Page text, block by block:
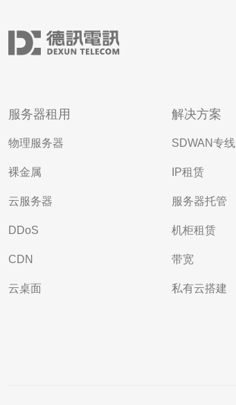
服务器租用
物理服务器
裸金属
云服务器
DDoS
CDN
云桌面
解决方案
SDWAN专线
IP租赁
服务器托管
机柜租赁
带宽
私有云搭建